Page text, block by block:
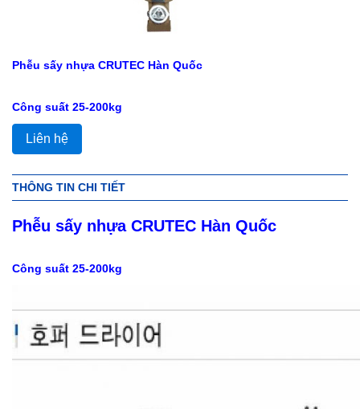
Phễu sấy nhựa CRUTEC Hàn Quốc
Công suất 25-200kg
Liên hệ
THÔNG TIN CHI TIẾT
Phễu sấy nhựa CRUTEC Hàn Quốc
Công suất 25-200kg